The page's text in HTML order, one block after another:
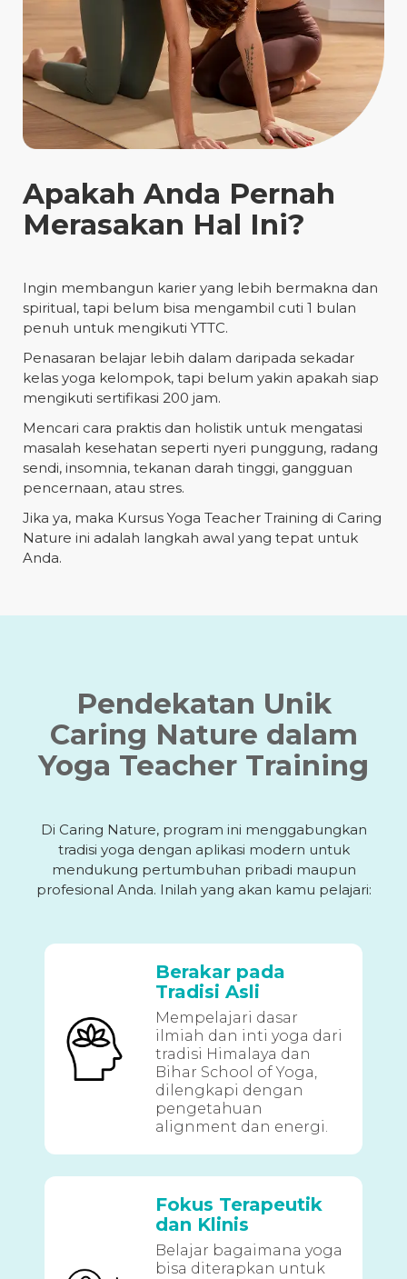
Apakah Anda Pernah
Merasakan Hal Ini?
Ingin membangun karier yang lebih bermakna dan
spiritual, tapi belum bisa mengambil cuti 1 bulan
penuh untuk mengikuti YTTC.
Penasaran belajar lebih dalam daripada sekadar
kelas yoga kelompok, tapi belum yakin apakah siap
mengikuti sertifikasi 200 jam.
Mencari cara praktis dan holistik untuk mengatasi
masalah kesehatan seperti nyeri punggung, radang
sendi, insomnia, tekanan darah tinggi, gangguan
pencernaan, atau stres.
Jika ya, maka Kursus Yoga Teacher Training di Caring
Nature ini adalah langkah awal yang tepat untuk
Anda.
Pendekatan Unik
Caring Nature dalam
Yoga Teacher Training
Di Caring Nature, program ini menggabungkan
tradisi yoga dengan aplikasi modern untuk
mendukung pertumbuhan pribadi maupun
profesional Anda. Inilah yang akan kamu pelajari:
Berakar pada
Tradisi Asli
Mempelajari dasar
ilmiah dan inti yoga dari
tradisi Himalaya dan
Bihar School of Yoga,
dilengkapi dengan
pengetahuan
alignment dan energi.
Fokus Terapeutik
dan Klinis
Belajar bagaimana yoga
bisa diterapkan untuk